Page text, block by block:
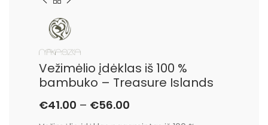
Vežimėlio įdėklas iš 100 %
bambuko – Treasure Islands
€41.00 – €56.00